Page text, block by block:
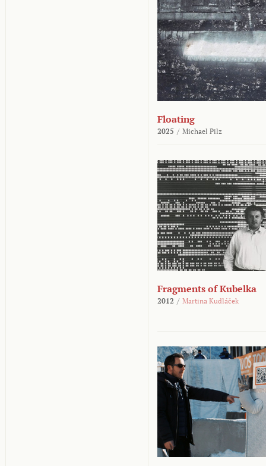
Floating
2025 / Michael Pilz
Fragments of Kubelka
2012 / Martina Kudláček